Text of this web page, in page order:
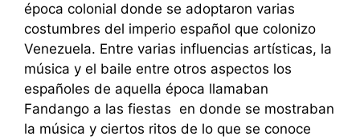
época colonial donde se adoptaron varias
costumbres del imperio español que colonizo
Venezuela. Entre varias influencias artísticas, la
música y el baile entre otros aspectos los
españoles de aquella época llamaban
Fandango a las fiestas en donde se mostraban
la música y ciertos ritos de lo que se conoce